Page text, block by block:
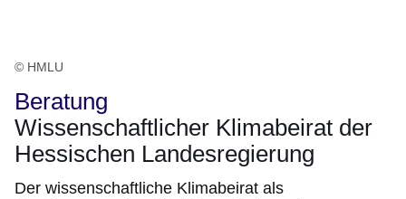
© HMLU
Beratung
Wissenschaftlicher Klimabeirat der
Hessischen Landesregierung
Der wissenschaftliche Klimabeirat als